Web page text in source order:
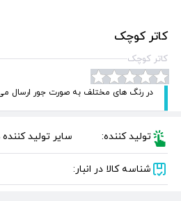
کاتر کوچک
کاتر کوچک
در رنگ های مختلف به صورت جور ارسال
تولید کننده: سایر تولید کننده
شناسه کالا در انبار: